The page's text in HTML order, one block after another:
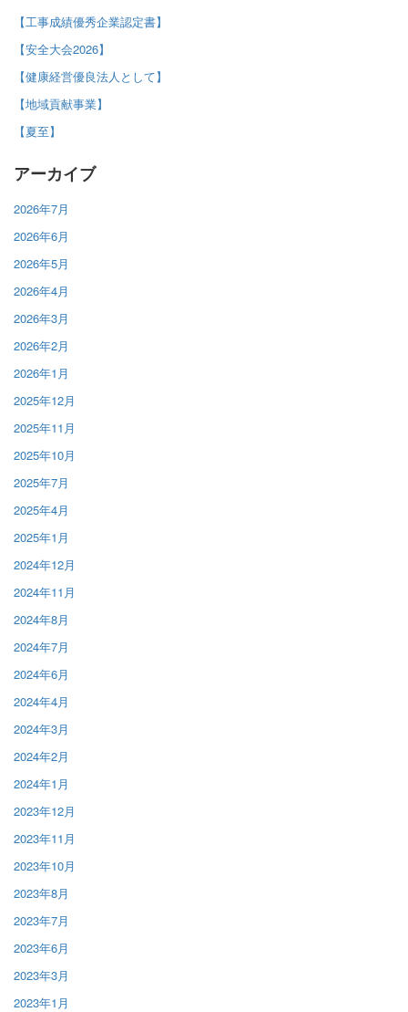
【工事成績優秀企業認定書】
【安全大会2026】
【健康経営優良法人として】
【地域貢献事業】
【夏至】
アーカイブ
2026年7月
2026年6月
2026年5月
2026年4月
2026年3月
2026年2月
2026年1月
2025年12月
2025年11月
2025年10月
2025年7月
2025年4月
2025年1月
2024年12月
2024年11月
2024年8月
2024年7月
2024年6月
2024年4月
2024年3月
2024年2月
2024年1月
2023年12月
2023年11月
2023年10月
2023年8月
2023年7月
2023年6月
2023年3月
2023年1月